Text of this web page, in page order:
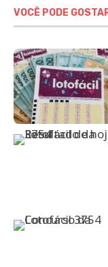
VOCÊ PODE